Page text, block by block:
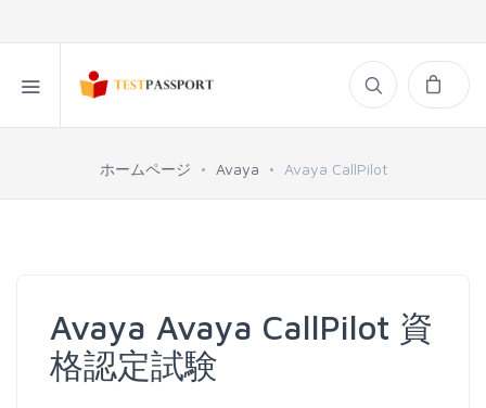
ホームページ Avaya Avaya CallPilot
Avaya Avaya CallPilot 資
格認定試験